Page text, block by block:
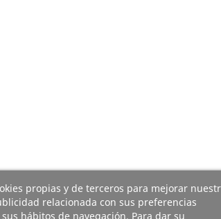
propias y de terceros para mejorar
relacionada con sus preferencias
hábitos de navegación. Para dar su